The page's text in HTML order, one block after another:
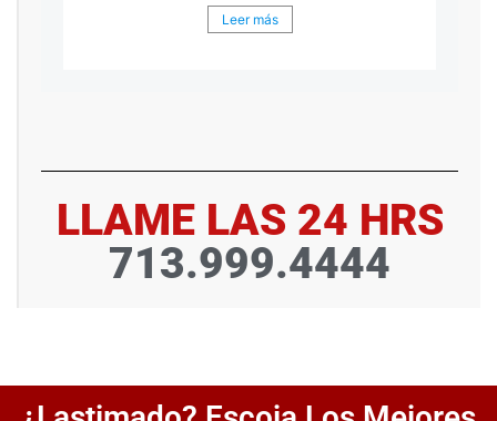
Leer más
LLAME LAS 24 HRS
713.999.4444